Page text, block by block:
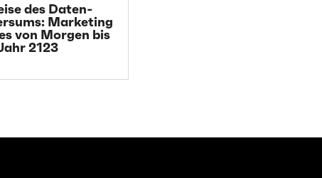
des Daten-
Marketing
von Morgen bis
2123